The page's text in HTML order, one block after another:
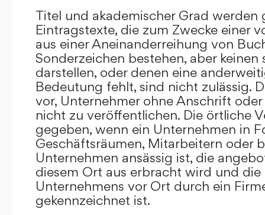
Titel und akademischer Grad werden
Eintragstexte, die zum Zwecke einer
aus einer Aneinanderreihung von
Sonderzeichen bestehen, aber keinen
darstellen, oder denen eine
Bedeutung fehlt, sind nicht zulässig.
vor, Unternehmer ohne Anschrift
nicht zu veröffentlichen. Die örtliche
gegeben, wenn ein Unternehmen in
Geschäftsräumen, Mitarbeitern oder
Unternehmen ansässig ist, die
diesem Ort aus erbracht wird und die
Unternehmens vor Ort durch ein
gekennzeichnet ist.